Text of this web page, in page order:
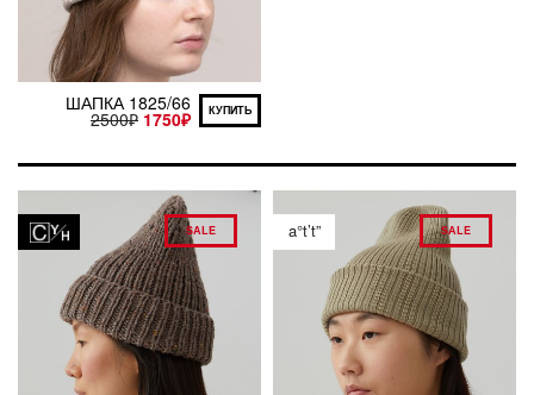
ШАПКА 1825/66
2500₽ 1750₽ КУПИТЬ
SALE a°t’t” SALE